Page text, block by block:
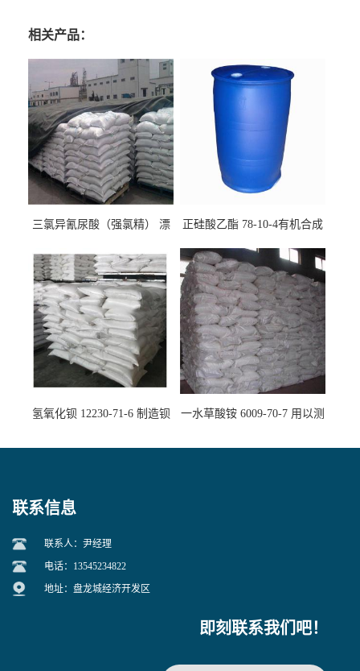
相关产品：
三氯异氰尿酸（强氯精） 漂
正硅酸乙酯 78-10-4有机合成
氢氧化钡 12230-71-6 制造钡
一水草酸铵 6009-70-7 用以测
联系信息
联系人：尹经理
电话：13545234822
地址：盘龙城经济开发区
即刻联系我们吧！